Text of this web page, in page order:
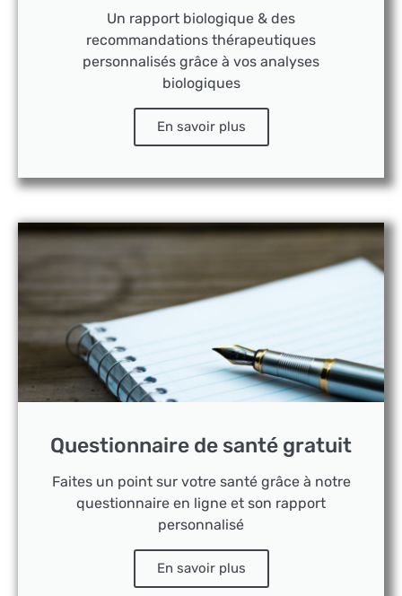
Un rapport biologique & des
recommandations thérapeutiques
personnalisés grâce à vos analyses
biologiques
En savoir plus
Questionnaire de santé gratuit
Faites un point sur votre santé grâce à notre
questionnaire en ligne et son rapport
personnalisé
En savoir plus